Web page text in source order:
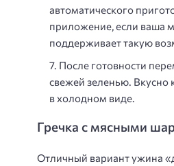
автоматического
приложение, если ваша
поддерживает такую
После готовности
свежей зеленью. Вкусно
в холодном виде.
Гречка с мясными
Отличный вариант ужина